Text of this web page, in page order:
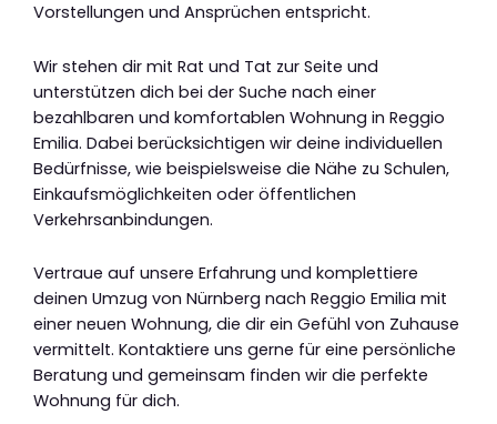
Vorstellungen und Ansprüchen entspricht.
Wir stehen dir mit Rat und Tat zur Seite und
unterstützen dich bei der Suche nach einer
bezahlbaren und komfortablen Wohnung in Reggio
Emilia. Dabei berücksichtigen wir deine individuellen
Bedürfnisse, wie beispielsweise die Nähe zu Schulen,
Einkaufsmöglichkeiten oder öffentlichen
Verkehrsanbindungen.
Vertraue auf unsere Erfahrung und komplettiere
deinen Umzug von Nürnberg nach Reggio Emilia mit
einer neuen Wohnung, die dir ein Gefühl von Zuhause
vermittelt. Kontaktiere uns gerne für eine persönliche
Beratung und gemeinsam finden wir die perfekte
Wohnung für dich.